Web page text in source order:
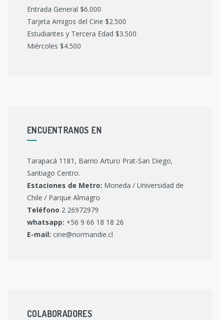
Entrada General $6.000
Tarjeta Amigos del Cine $2.500
Estudiantes y Tercera Edad $3.500
Miércoles $4.500
ENCUENTRANOS EN
Tarapacá 1181, Barrio Arturo Prat-San Diego,
Santiago Centro.
Estaciones de Metro: Moneda / Universidad de
Chile / Parque Almagro
Teléfono 2 26972979
whatsapp: +56 9 66 18 18 26
E-mail: cine@normandie.cl
COLABORADORES